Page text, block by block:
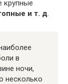
крупные
и т. д
в
ночи,
несколько